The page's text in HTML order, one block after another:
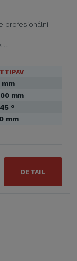
profesionální
mm
mm
°
mm
DETAIL